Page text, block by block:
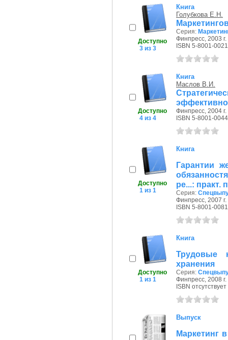
Доступно
3 из 3
Книга
Голубкова Е.Н.
Серия:
Финпресс, 2003 г.
ISBN 5-8001-
Доступно
4 из 4
Книга
Маслов В.И.
Финпресс, 2004 г.
ISBN 5-8001-
Доступно
1 из 1
Книга
Гарантии
ре...: практ.
Серия:
Финпресс, 2007 г.
ISBN 5-8001-
Доступно
1 из 1
Книга
Трудовые
хранения
Серия:
Финпресс, 2008 г.
ISBN отсутствует
Выпуск
Маркетинг